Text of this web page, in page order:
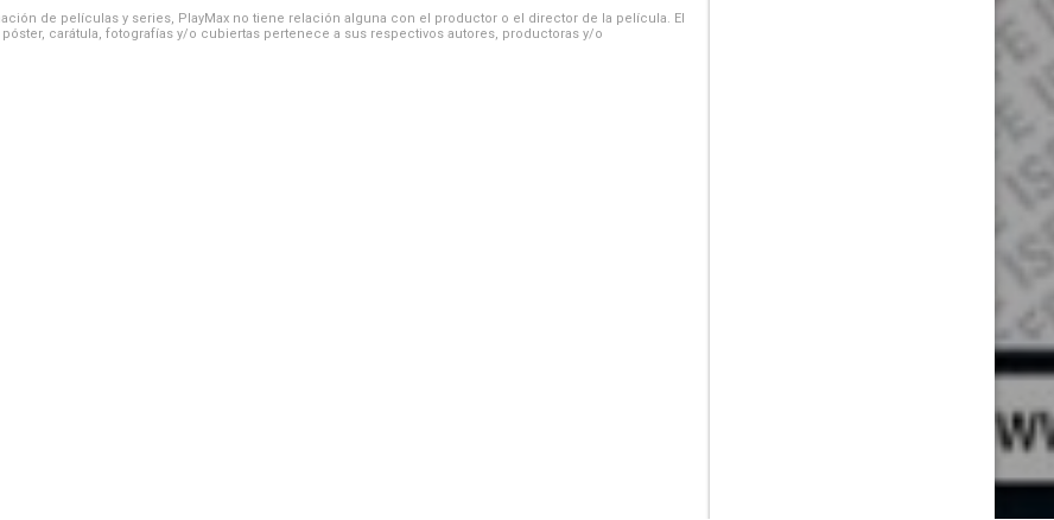
de películas y series, PlayMax no tiene relación alguna con el productor o el director de la película. El
carátula, fotografías y/o cubiertas pertenece a sus respectivos autores, productoras y/o